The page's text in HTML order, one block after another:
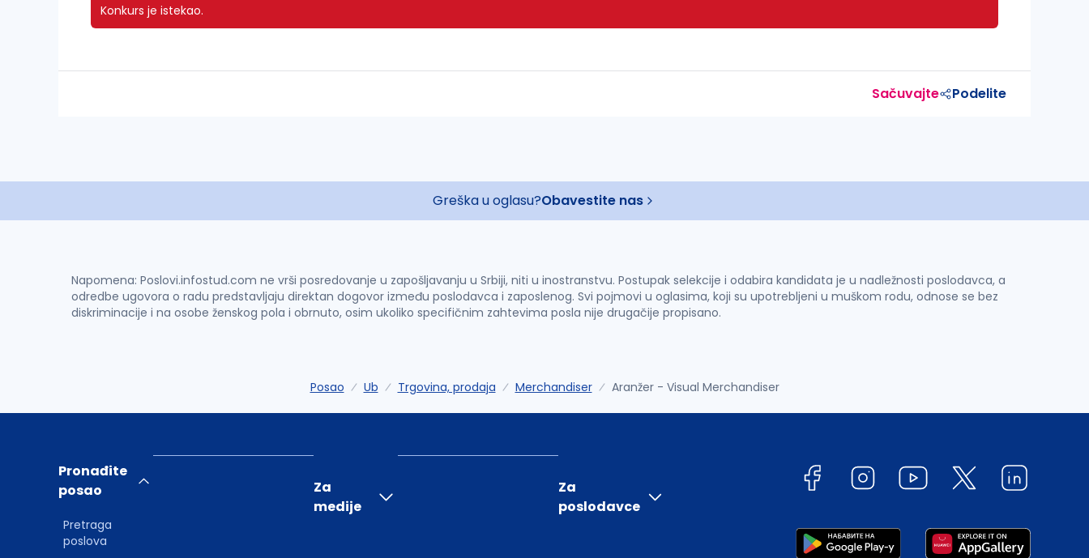
Konkurs je istekao.
Sačuvajte Podelite
Greška u oglasu?Obavestite nas
Napomena: Poslovi.infostud.com ne vrši posredovanje u zapošljavanju u Srbiji, niti u inostranstvu. Postupak selekcije i odabira kandidata je u nadležnosti poslodavca, a
odredbe ugovora o radu predstavljaju direktan dogovor između poslodavca i zaposlenog. Svi pojmovi u oglasima, koji su upotrebljeni u muškom rodu, odnose se bez
diskriminacije i na osobe ženskog pola i obrnuto, osim ukoliko specifičnim zahtevima posla nije drugačije propisano.
Posao Ub Trgovina, prodaja Merchandiser Aranžer - Visual Merchandiser
Pronađite
posao
Pretraga
poslova
Za
medije
Za
poslodavce